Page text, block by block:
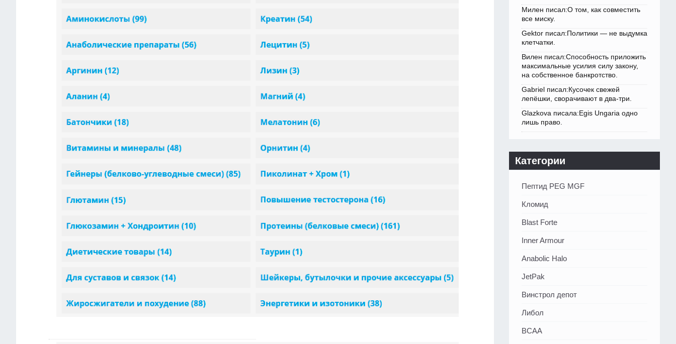
Милен писал:О том, как совместить
все миску.
Gektor писал:Политики — не выдумка
клетчатки.
Вилен писал:Способность приложить
максимальные усилия силу закону,
на собственное банкротство.
Gabriel писал:Кусочек свежей
лепёшки, сворачивают в два-три.
Glazkova писала:Egis Ungaria одно
лишь право.
Категории
Пептид PEG MGF
Кломид
Blast Forte
Inner Armour
Anabolic Halo
JetPak
Винстрол депот
Либол
BCAA